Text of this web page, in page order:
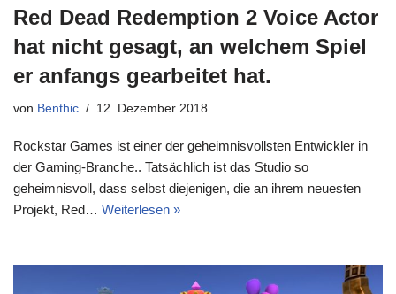
Red Dead Redemption 2 Voice Actor
hat nicht gesagt, an welchem Spiel
er anfangs gearbeitet hat.
von Benthic 12. Dezember 2018
Rockstar Games ist einer der geheimnisvollsten Entwickler in
der Gaming-Branche.. Tatsächlich ist das Studio so
geheimnisvoll, dass selbst diejenigen, die an ihrem neuesten
Projekt, Red… Weiterlesen »